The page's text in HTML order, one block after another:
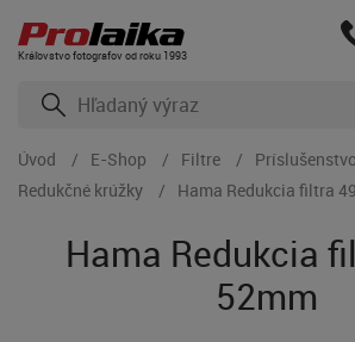
Kráľovstvo fotografov od roku 1993
Úvod E-Shop Filtre
Redukčné krúžky
Hama Redukcia filtra
Hama Redukcia
52mm